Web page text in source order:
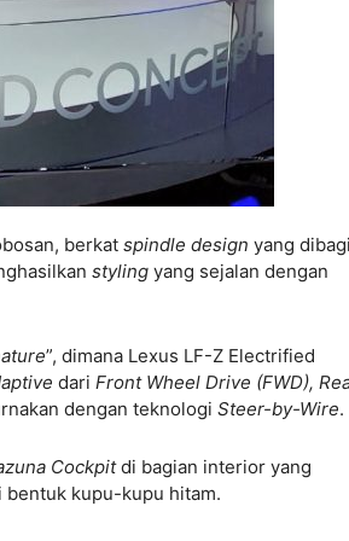
berkat spindle design yang
styling yang sejalan dengan
”, dimana Lexus LF-Z Electrified
dari Front Wheel Drive (FWD),
dengan teknologi Steer-by-Wire.
Cockpitdi bagian interior yang
kupu-kupu hitam.